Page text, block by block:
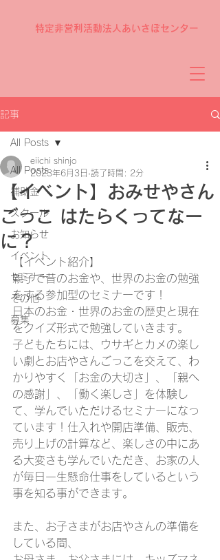
特定非営利活動法人あいさぽセンター
記事
All Posts
補助金
スクール
お知らせ
イベント
セミナー
その他
募集
All Posts
【イベント】おみせやさん
ごっこ はたらくってなー
に？
eiichi shinjo
2023年6月3日 読了時間: 2分
【イベント紹介】
親子で昔のお金や、世界のお金の勉強
をする参加型のセミナーです！
日本のお金・世界のお金の歴史と現在
をクイズ形式で勉強していきます。
子どもたちには、ウサギとカメの楽し
い劇とお店やさんごっこを交えて、わ
かりやすく「お金の大切さ」、「親へ
の感謝」、「働く楽しさ」を体験し
て、学んでいただけるセミナーになっ
ています！仕入れや開店準備、販売、
売り上げの計算など、楽しさの中にあ
る大変さも学んでいただき、お家の人
が毎日一生懸命仕事をしているという
事を知る事ができます。
また、お子さまがお店やさんの準備を
している間、